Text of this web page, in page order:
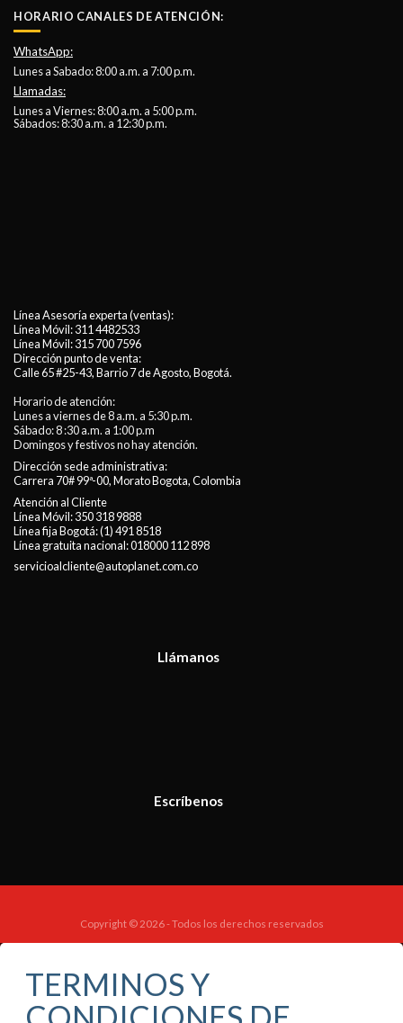
HORARIO CANALES DE ATENCIÓN:
WhatsApp:
Lunes a Sabado: 8:00 a.m. a 7:00 p.m.
Llamadas:
Lunes a Viernes: 8:00 a.m. a 5:00 p.m.
Sábados: 8:30 a.m. a 12:30 p.m.
Línea Asesoría experta (ventas):
Línea Móvil:311 4482533
Línea Móvil:315 700 7596
Dirección punto de venta:
Calle 65 #25-43, Barrio 7 de Agosto, Bogotá.
Horario de atención:
Lunes a viernes de 8 a.m. a 5:30 p.m.
Sábado: 8 :30 a.m. a 1:00 p.m
Domingos y festivos no hay atención.
Dirección sede administrativa:
Carrera 70# 99ª-00, Morato Bogota, Colombia
Atención al Cliente
Línea Móvil:350 318 9888
Línea fija Bogotá:(1) 491 8518
Línea gratuita nacional:018000 112 898
servicioalcliente@autoplanet.com.co
Llámanos
Escríbenos
Copyright © 2026 - Todos los derechos reservados
TERMINOS Y